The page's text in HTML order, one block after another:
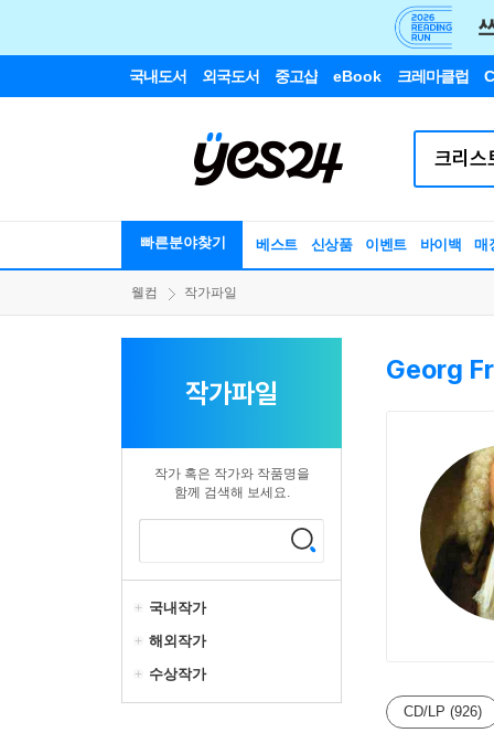
국내도서 외국도서 중고샵 eBook 크레마클럽
빠른분야찾기 베스트 신상품 이벤트 바이백 매
웰컴 작가파일
작가파일
작가 혹은 작가와 작품명을
함께 검색해 보세요.
국내작가
해외작가
수상작가
Georg
CD/LP (926)